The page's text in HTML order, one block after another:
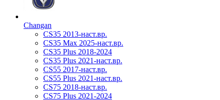
Changan
CS35 2013-наст.вр.
CS35 Max 2025-наст.вр.
CS35 Plus 2018-2024
CS35 Plus 2021-наст.вр.
CS55 2017-наст.вр.
CS55 Plus 2021-наст.вр.
CS75 2018-наст.вр.
CS75 Plus 2021-2024